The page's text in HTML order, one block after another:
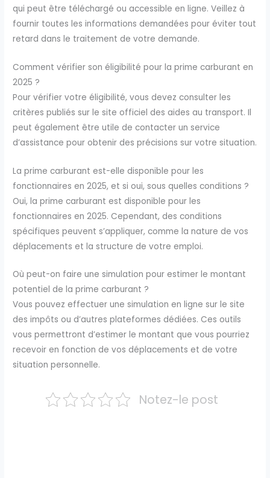
qui peut être téléchargé ou accessible en ligne. Veillez à
fournir toutes les informations demandées pour éviter tout
retard dans le traitement de votre demande.
Comment vérifier son éligibilité pour la prime carburant en
2025 ?
Pour vérifier votre éligibilité, vous devez consulter les
critères publiés sur le site officiel des aides au transport. Il
peut également être utile de contacter un service
d’assistance pour obtenir des précisions sur votre situation.
La prime carburant est-elle disponible pour les
fonctionnaires en 2025, et si oui, sous quelles conditions ?
Oui, la prime carburant est disponible pour les
fonctionnaires en 2025. Cependant, des conditions
spécifiques peuvent s’appliquer, comme la nature de vos
déplacements et la structure de votre emploi.
Où peut-on faire une simulation pour estimer le montant
potentiel de la prime carburant ?
Vous pouvez effectuer une simulation en ligne sur le site
des impôts ou d’autres plateformes dédiées. Ces outils
vous permettront d’estimer le montant que vous pourriez
recevoir en fonction de vos déplacements et de votre
situation personnelle.
Notez-le post